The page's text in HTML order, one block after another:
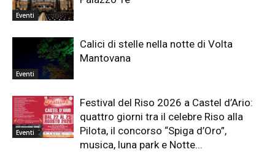
Eventi
Eventi
Calici di stelle nella notte di Volta
Mantovana
Eventi
Festival del Riso 2026 a Castel d’Ario:
quattro giorni tra il celebre Riso alla
Pilota, il concorso “Spiga d’Oro”,
musica, luna park e Notte...